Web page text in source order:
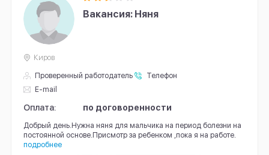
Вакансия: Няня
Проверенный работодатель
Телефон
E-mail
Киров
Оплата: по договоренности
Добрый день.Нужна няня для мальчика на период болезни на
постоянной основе.Присмотр за ребенком ,пока я на работе.
подробнее